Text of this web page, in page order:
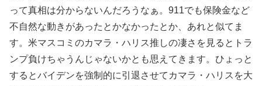
って真相は分からないんだろうなぁ。911でも保険金など
不自然な動きがあったとかなかったとか、あれと似てま
す。米マスコミのカマラ・ハリス推しの凄さを見るとトラ
ンプ負けちゃうんじゃないかとも思えてきます。ひょっと
するとバイデンを強制的に引退させてカマラ・ハリスを大